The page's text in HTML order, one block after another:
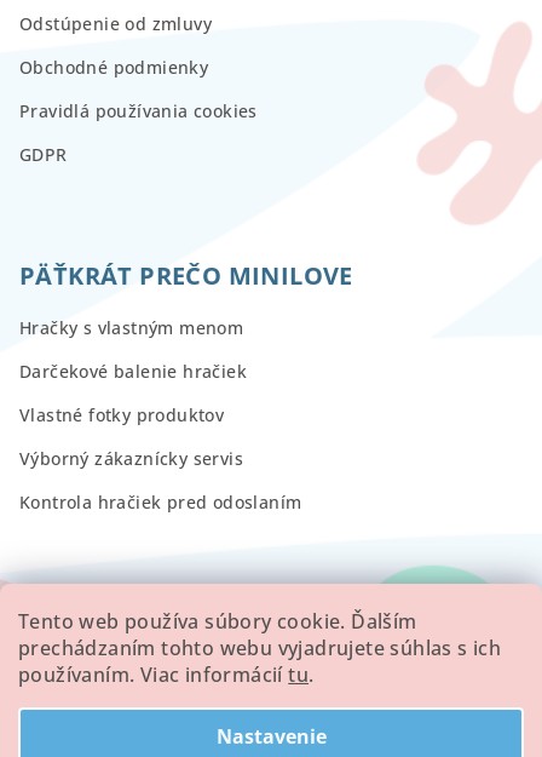
Tento web používa súbory cookie. Ďalším
prechádzaním tohto webu vyjadrujete súhlas s ich
používaním. Viac informáciítu.
Nastavenie
Odstúpenie od zmluvy
Obchodné podmienky
Pravidlá používania cookies
GDPR
PÄŤKRÁT PREČO MINILOVE
Hračky s vlastným menom
Darčekové balenie hračiek
Vlastné fotky produktov
Výborný zákaznícky servis
Kontrola hračiek pred odoslaním
RECENZIE
Všetky hodnotenie obchodu